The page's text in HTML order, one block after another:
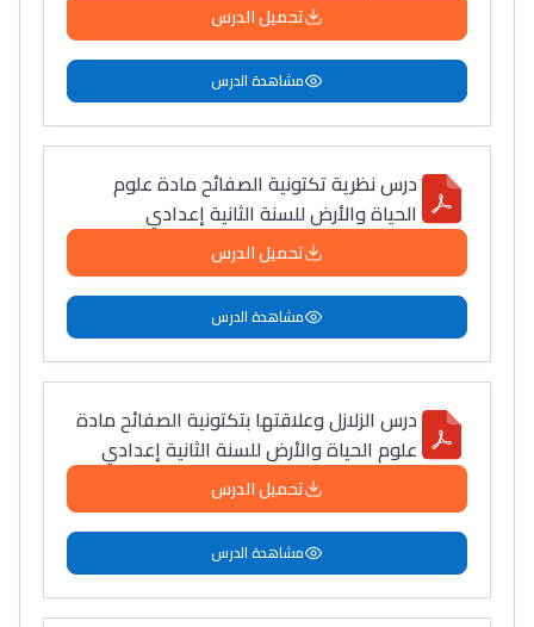
تحميل الدرس
مشاهدة الدرس
درس نظرية تكتونية الصفائح مادة علوم
الحياة والأرض للسنة الثانية إعدادي
تحميل الدرس
مشاهدة الدرس
درس الزلازل وعلاقتها بتكتونية الصفائح مادة
علوم الحياة والأرض للسنة الثانية إعدادي
تحميل الدرس
مشاهدة الدرس